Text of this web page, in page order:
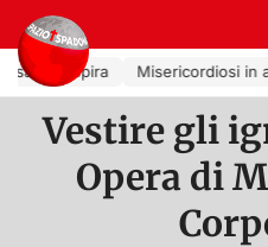
Vai al contenuto
che Ispira Misericordiosi in
Vestire gli
Opera di